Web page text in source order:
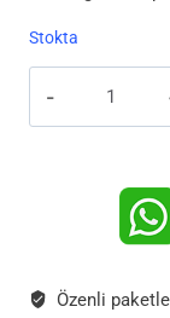
Stokta
Özenli